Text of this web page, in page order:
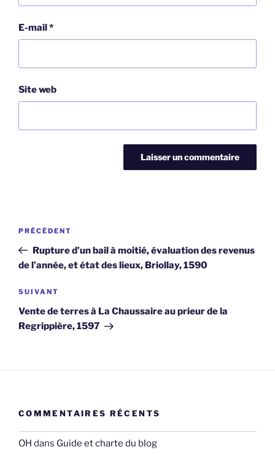
E-mail*
Site web
Navigation
l’article
Article
précédent
PRÉCÉDENT
Rupture d’un bail à moitié, évaluation des revenus
de l’année, et état des lieux, Briollay, 1590
Article
suivant
SUIVANT
Vente de terres à La Chaussaire au prieur de la
Regrippière, 1597
COMMENTAIRES RÉCENTS
OH dans Guide et charte du blog